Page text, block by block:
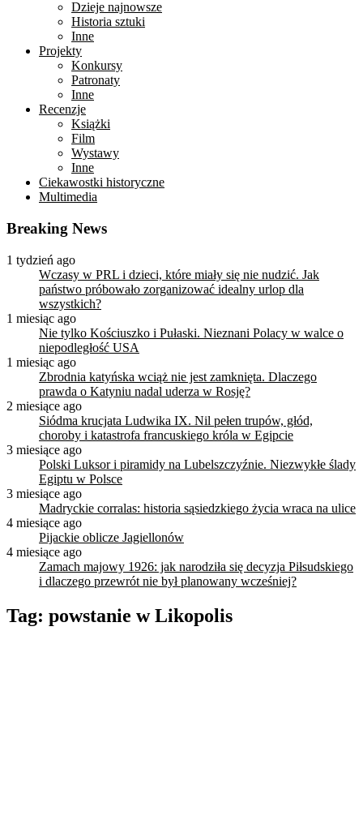
Dzieje najnowsze
Historia sztuki
Inne
Projekty
Konkursy
Patronaty
Inne
Recenzje
Książki
Film
Wystawy
Inne
Ciekawostki historyczne
Multimedia
Breaking News
1 tydzień ago
Wczasy w PRL i dzieci, które miały się nie nudzić. Jak
państwo próbowało zorganizować idealny urlop dla
wszystkich?
1 miesiąc ago
Nie tylko Kościuszko i Pułaski. Nieznani Polacy w walce o
niepodległość USA
1 miesiąc ago
Zbrodnia katyńska wciąż nie jest zamknięta. Dlaczego
prawda o Katyniu nadal uderza w Rosję?
2 miesiące ago
Siódma krucjata Ludwika IX. Nil pełen trupów, głód,
choroby i katastrofa francuskiego króla w Egipcie
3 miesiące ago
Polski Luksor i piramidy na Lubelszczyźnie. Niezwykłe ślady
Egiptu w Polsce
3 miesiące ago
Madryckie corralas: historia sąsiedzkiego życia wraca na ulice
4 miesiące ago
Pijackie oblicze Jagiellonów
4 miesiące ago
Zamach majowy 1926: jak narodziła się decyzja Piłsudskiego
i dlaczego przewrót nie był planowany wcześniej?
Tag: powstanie w Likopolis